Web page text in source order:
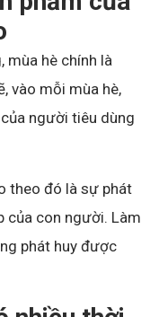
mùa hè chính là
vào mỗi mùa hè,
người tiêu dùng
theo đó là sự phát
của con người. Làm
phát huy được